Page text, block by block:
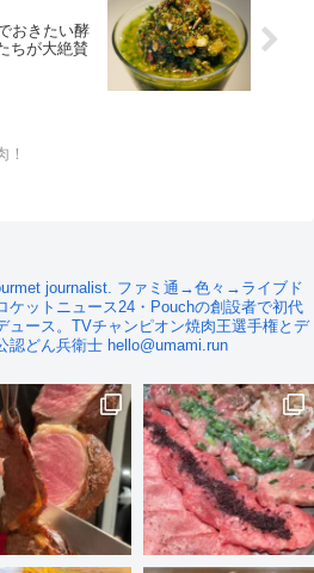
おきたい酵
ちが大絶賛
！
journalist. ファミ通→色々→ライブド
ケットニュース24・Pouchの創設者で初代
ュース。TVチャンピオン焼肉王選手権とデ
認どん兵衛士 hello@umami.run